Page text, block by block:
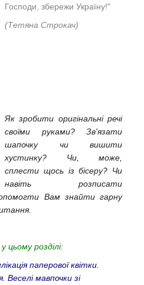
Господи, збережи Україну!"
(Тетяна Строкач)
Як зробити оригінальні речі
своїми руками? Зв'язати
шапочку чи вишити
хустинку? Чи, може,
сплести щось із бісеру? Чи
навіть розписати
Вам знайти гарну
цьому розділі:
паперової квітки
. Веселі мавпочки зі